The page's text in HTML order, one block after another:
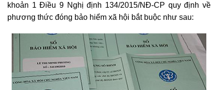
khoản 1 Điều 9 Nghị định 134/2015/NĐ-CP quy định về
phương thức đóng bảo hiểm xã hội bắt buộc như sau: